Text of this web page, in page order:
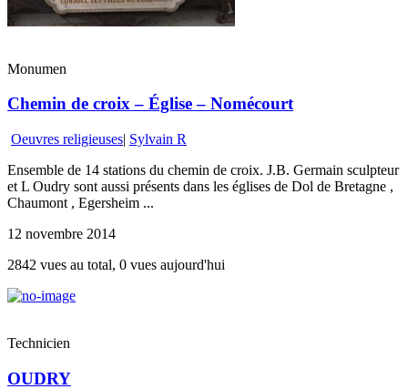
Monumen
Chemin de croix – Église – Nomécourt
Oeuvres religieuses| Sylvain R
Ensemble de 14 stations du chemin de croix. J.B. Germain sculpteur
et L Oudry sont aussi présents dans les églises de Dol de Bretagne ,
Chaumont , Egersheim ...
12 novembre 2014
2842 vues au total, 0 vues aujourd'hui
Technicien
OUDRY